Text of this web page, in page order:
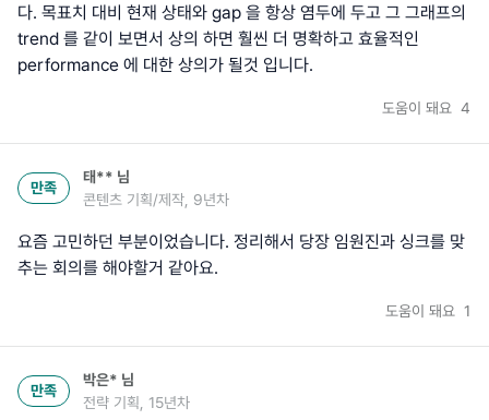
다. 목표치 대비 현재 상태와 gap 을 항상 염두에 두고 그 그래프의
trend 를 같이 보면서 상의 하면 훨씬 더 명확하고 효율적인
performance 에 대한 상의가 될것 입니다.
도움이 돼요 4
만족
태** 님
콘텐츠 기획/제작, 9년차
요즘 고민하던 부분이었습니다. 정리해서 당장 임원진과 싱크를 맞
추는 회의를 해야할거 같아요.
도움이 돼요 1
만족
박은* 님
전략 기획, 15년차